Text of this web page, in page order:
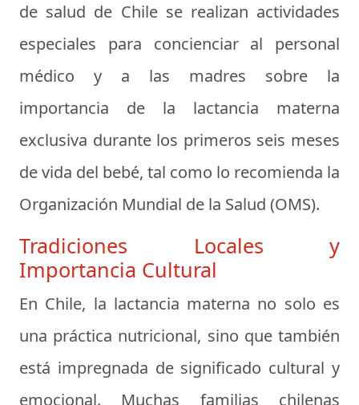
de salud de Chile se realizan actividades
especiales para concienciar al personal
médico y a las madres sobre la
importancia de la lactancia materna
exclusiva durante los primeros seis meses
de vida del bebé, tal como lo recomienda la
Organización Mundial de la Salud (OMS).
Tradiciones Locales y
Importancia Cultural
En Chile, la lactancia materna no solo es
una práctica nutricional, sino que también
está impregnada de significado cultural y
emocional. Muchas familias chilenas